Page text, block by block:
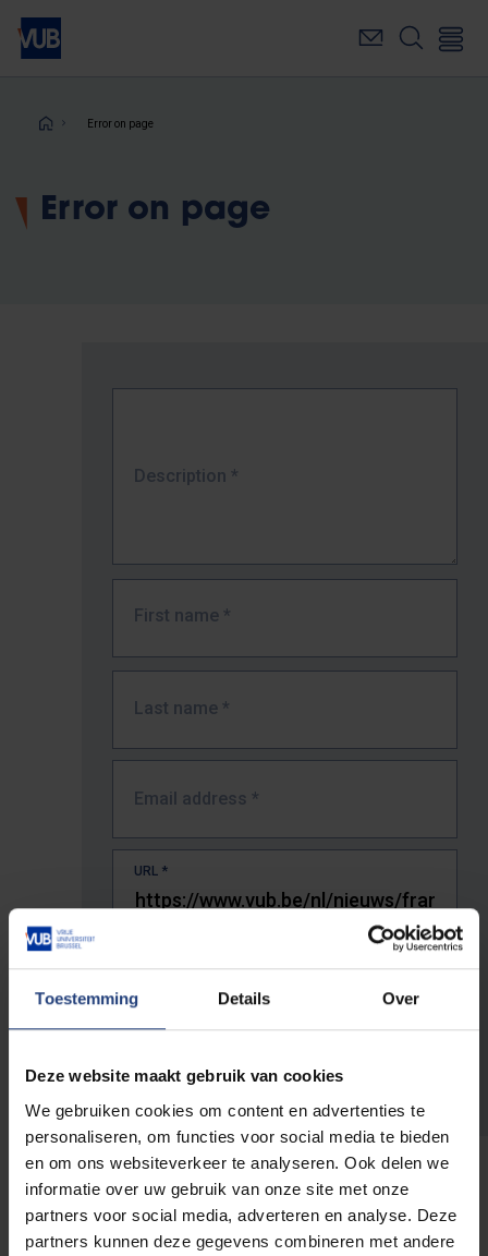
Toestemming Details Over
Deze website maakt gebruik van cookies
We gebruiken cookies om content en advertenties te
personaliseren, om functies voor social media te bieden
en om ons websiteverkeer te analyseren. Ook delen we
informatie over uw gebruik van onze site met onze
partners voor social media, adverteren en analyse. Deze
partners kunnen deze gegevens combineren met andere
Skip
main
Breadcrumb
Error on page
Error on page
Description *
First name *
Last name *
Email address *
URL *
The full URL of the page where you encountered the error.